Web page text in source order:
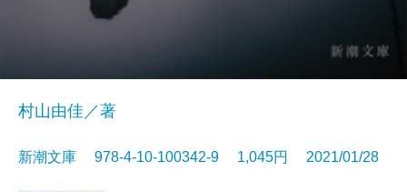
村山由佳／著
新潮文庫 978-4-10-100342-9 1,045円 2021/01/28